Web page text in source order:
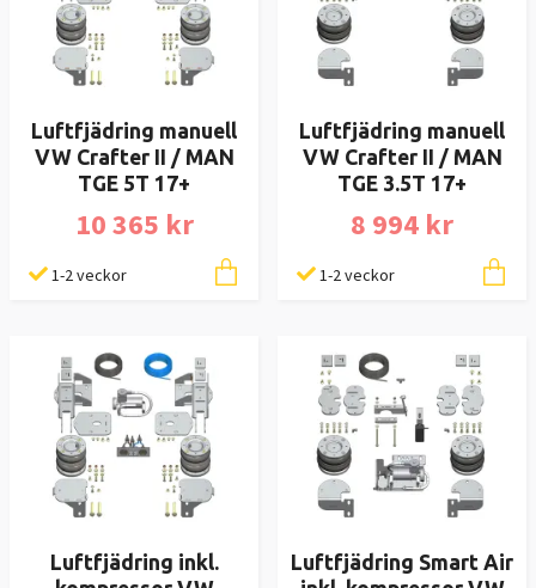
Luftfjädring manuell
VW Crafter II / MAN
TGE 5T 17+
10 365 kr
1-2 veckor
Luftfjädring manuell
VW Crafter II / MAN
TGE 3.5T 17+
8 994 kr
1-2 veckor
Luftfjädring inkl.
Luftfjädring Smart Air